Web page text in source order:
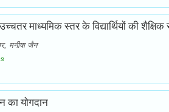
माध्यमिक स्तर के विद्यार्थियों की
मनीषा जैन
का योगदान